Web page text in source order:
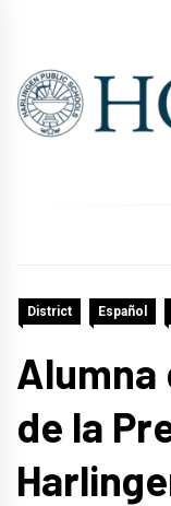
content
District Español
Alumna
de la